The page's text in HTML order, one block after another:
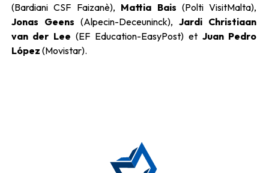
(Bardiani CSF Faizanè), Mattia Bais (Polti VisitMalta),
Jonas Geens (Alpecin-Deceuninck),Jardi Christiaan
van der Lee (EF Education-EasyPost) et Juan Pedro
López (Movistar).